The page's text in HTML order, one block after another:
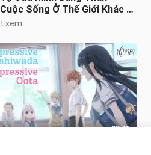
Sống Ở Thế Giới Khác -
sub]
xem
23:41